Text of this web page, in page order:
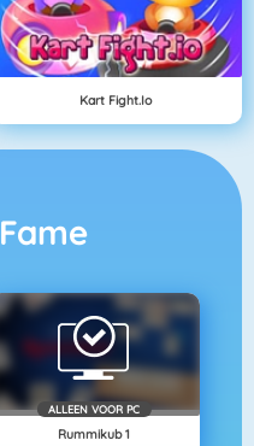
Kart Fight.io
Fame
ALLEEN VOOR PC
Rummikub 1